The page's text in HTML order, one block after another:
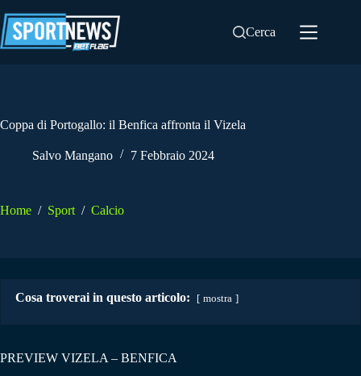
al
contenuto
Cerca
Coppa di Portogallo: il Benfica affronta il Vizela
Salvo Mangano 7 Febbraio 2024
Home / Sport / Calcio
Cosa troverai in questo articolo: mostra
PREVIEW VIZELA – BENFICA